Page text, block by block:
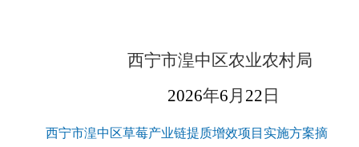
西宁市湟中区农业农村局
2026年6月 22 日
西宁市湟中区草莓产业链提质增效项目实施方案摘